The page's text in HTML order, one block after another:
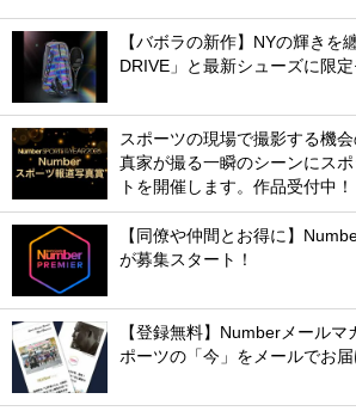
【バボラの新作】NYの輝きを
DRIVE」と最新シューズに限
スポーツの現場で撮影する機
真家が撮る一瞬のシーンにス
トを開催します。作品受付中！
【同僚や仲間とお得に】
が募集スタート！
【登録無料】Numberメールマ
ポーツの「今」をメールでお届